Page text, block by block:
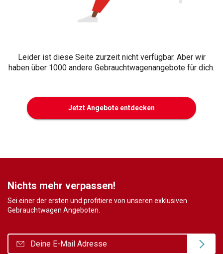
Leider ist diese Seite zurzeit nicht verfügbar. Aber wir
haben über 1000 andere Gebrauchtwagenangebote für dich.
Jetzt Angebote entdecken
Nichts mehr verpassen!
Sei einer der ersten und profitiere von unseren exklusiven
Gebrauchtwagen Angeboten.